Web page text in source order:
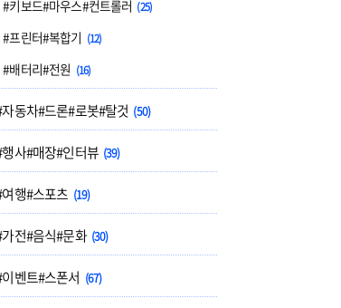
#키보드#마우스#컨트롤러 (25)
#프린터#복합기 (12)
#배터리#전원 (16)
동차#드론#로봇#탈것 (50)
사#매장#인터뷰 (39)
행#스포츠 (19)
전#음식#문화 (30)
벤트#스폰서 (67)